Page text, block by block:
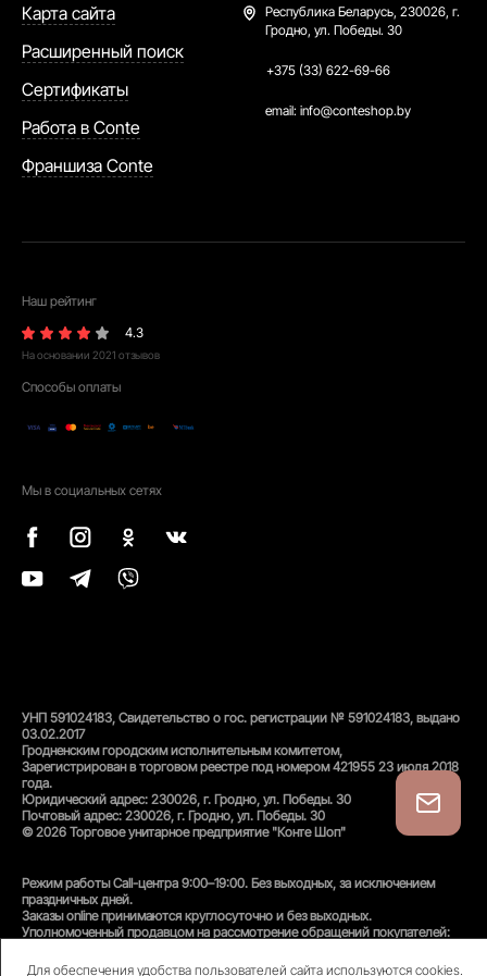
Для обеспечения удобства пользователей сайта используются cookies.
Карта сайта
Расширенный поиск
Сертификаты
Работа в Conte
Франшиза Conte
Республика Беларусь, 230026, г.
Гродно, ул. Победы. 30
+375 (33) 622-69-66
email: info@conteshop.by
Наш рейтинг
4.3
На основании 2021 отзывов
Способы оплаты
Мы в социальных сетях
УНП 591024183, Свидетельство о гос. регистрации № 591024183, выдано
03.02.2017
Гродненским городским исполнительным комитетом,
Зарегистрирован в торговом реестре под номером 421955 23 июля 2018
года.
Юридический адрес: 230026, г. Гродно, ул. Победы. 30
Почтовый адрес: 230026, г. Гродно, ул. Победы. 30
© 2026 Торговое унитарное предприятие "Конте Шоп"
Режим работы Call-центра 9:00–19:00. Без выходных, за исключением
праздничных дней.
Заказы online принимаются круглосуточно и без выходных.
Уполномоченный продавцом на рассмотрение обращений покупателей:
Унитарного предприятия «Конте Шоп», тел:+375(152)50-94-35, email: